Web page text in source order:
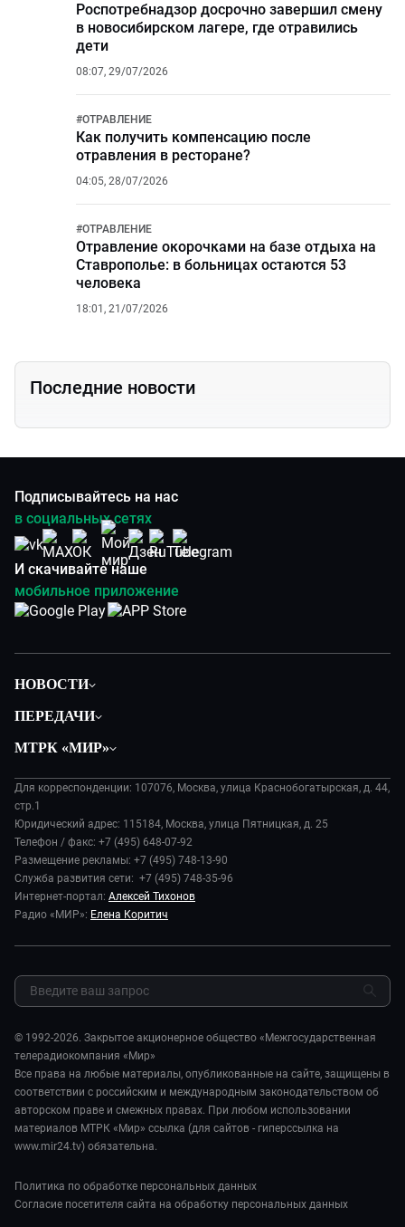
Роспотребнадзор досрочно завершил смену
в новосибирском лагере, где отравились
дети
08:07, 29/07/2026
#ОТРАВЛЕНИЕ
Как получить компенсацию после
отравления в ресторане?
04:05, 28/07/2026
#ОТРАВЛЕНИЕ
Отравление окорочками на базе отдыха на
Ставрополье: в больницах остаются 53
человека
18:01, 21/07/2026
Последние новости
Подписывайтесь на нас
в социальных сетях
И скачивайте наше
мобильное приложение
НОВОСТИ
Экономика
Происшествия
В содружестве
В мире
Наука и технологии
Здоровье и медицина
Спорт
Шоу-бизнес
Стиль жизни
Сад и огород
ПЕРЕДАЧИ
Дела судебные
Диктор делает
Игра в кино
Игра в кино. Мультфильмы
Исторический детектив
Миллион за 5 минут
Мировое соглашение
Предварительный диагноз
Пять причин поехать в...
МТРК «МИР»
История
Руководство
Новости компании
Пресса о нас
Карьера
Реклама
Закупки и тендеры
Обратная связь
Для корреспонденции: 107076, Москва, улица Краснобогатырская, д. 44,
стр.1
Юридический адрес: 115184, Москва, улица Пятницкая, д. 25
Телефон / факс: +7 (495) 648-07-92
Размещение рекламы: +7 (495) 748-13-90
Служба развития сети: +7 (495) 748-35-96
Интернет-портал: Алексей Тихонов
Радио «МИР»: Елена Коритич
© 1992-2026. Закрытое акционерное общество «Межгосударственная
телерадиокомпания «Мир»
Все права на любые материалы, опубликованные на сайте, защищены в
соответствии с российским и международным законодательством об
авторском праве и смежных правах. При любом использовании
материалов МТРК «Мир» ссылка (для сайтов - гиперссылка на
www.mir24.tv) обязательна.
Политика по обработке персональных данных
Согласие посетителя сайта на обработку персональных данных